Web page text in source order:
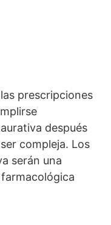
prescripciones
después
compleja. Los
serán una